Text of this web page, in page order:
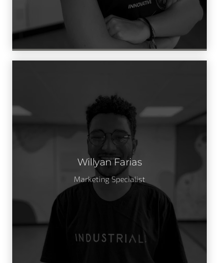
Willyan Farias
Marketing Specialist